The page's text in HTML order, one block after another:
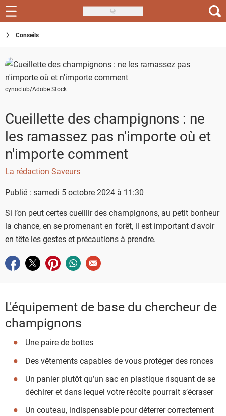
Skip
to
main
Recettes
Inspirations
Conseils
Actus
Téléchargez l'app Saveurs Recettes
Guide d'achat
Conseils
cynoclub/Adobe Stock
Cueillette des champignons : ne
les ramassez pas n'importe où et
n'importe comment
La rédaction Saveurs
Publié : samedi 5 octobre 2024 à 11:30
Si l’on peut certes cueillir des champignons, au petit bonheur
la chance, en se promenant en forêt, il est important d'avoir
en tête les gestes et précautions à prendre.
Partager sur facebook
Partager sur twitter
Partager sur pinterest
Partager sur whatsapp
Envoyer à un ami
L'équipement de base du chercheur de
champignons
Une paire de bottes
Des vêtements capables de vous protéger des ronces
Un panier plutôt qu’un sac en plastique risquant de se
déchirer et dans lequel votre récolte pourrait s’écraser
Un couteau, indispensable pour déterrer correctement